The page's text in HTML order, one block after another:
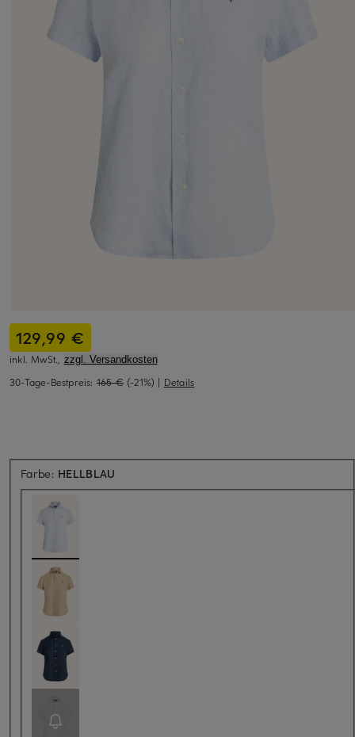
129,99 €
inkl. MwSt., zzgl. Versandkosten
30-Tage-Bestpreis: 165 € (-21%) | Details
Farbe: HELLBLAU